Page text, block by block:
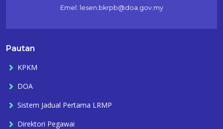
Emel: lesen.bkrpb@doa.gov.my
Pautan
KPKM
DOA
Sistem Jadual Pertama LRMP
Direktori Pegawai